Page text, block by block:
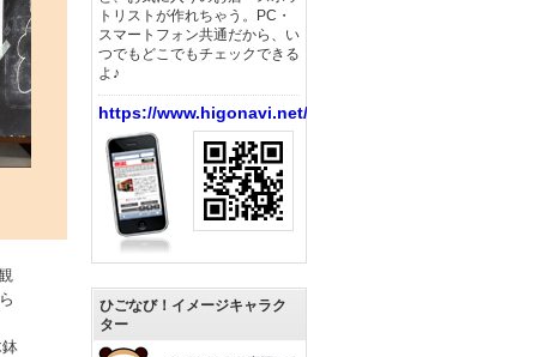
トリストが作れちゃう。PC・
スマートフォン共通だから、い
つでもどこでもチェックできる
よ♪
https://www.higonavi.net/
ひごなび！イメージキャラク
ター